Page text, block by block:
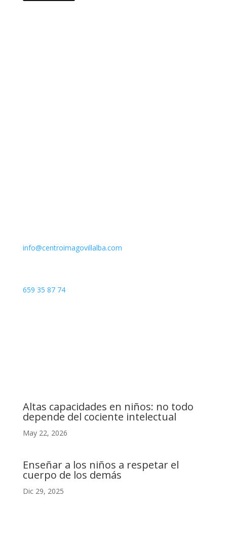
info@centroimagovillalba.com
659 35 87 74
Altas capacidades en niños: no todo
depende del cociente intelectual
May 22, 2026
Enseñar a los niños a respetar el
cuerpo de los demás
Dic 29, 2025